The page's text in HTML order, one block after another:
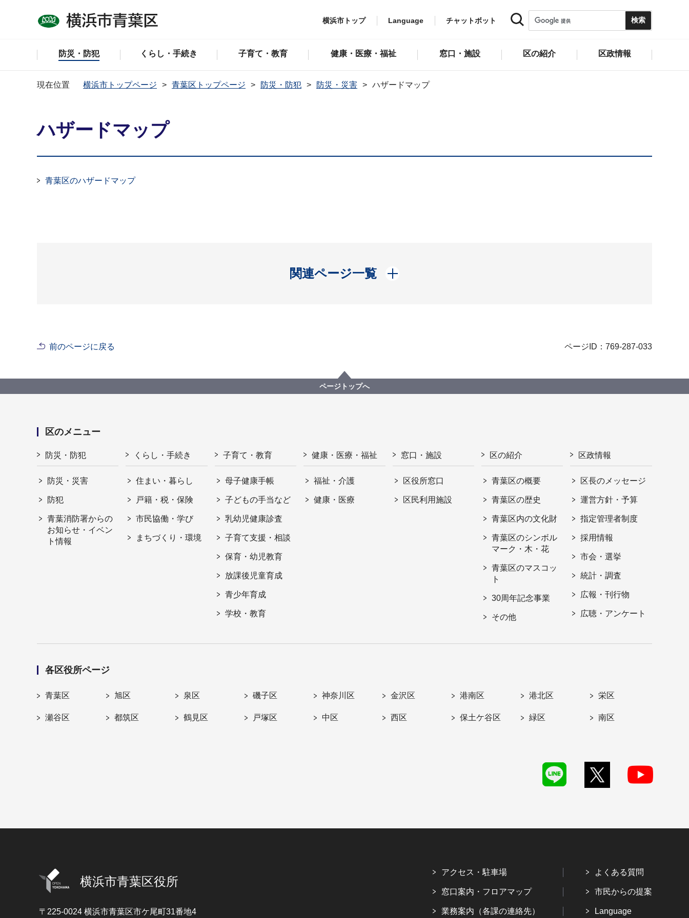
横浜市トップ Language チャットボット
防災・防犯 くらし・手続き 子育て・教育 健康・医療・福祉 窓口・施設 区の紹介 区政情報
現在位置 横浜市トップページ 青葉区トップページ 防災・防犯 防災・災害 ハザードマップ
ハザードマップ
青葉区のハザードマップ
関連ページ一覧
開く
前のページに戻る ページID：769-287-033
ページトップへ
区のメニュー
防災・防犯
防災・災害
防犯
青葉消防署からの
お知らせ・イベン
ト情報
くらし・手続き
住まい・暮らし
戸籍・税・保険
市民協働・学び
まちづくり・環境
子育て・教育
母子健康手帳
子どもの手当など
乳幼児健康診査
子育て支援・相談
保育・幼児教育
放課後児童育成
青少年育成
学校・教育
健康・医療・福祉
福祉・介護
健康・医療
窓口・施設
区役所窓口
区民利用施設
区の紹介
青葉区の概要
青葉区の歴史
青葉区内の文化財
青葉区のシンボル
マーク・木・花
青葉区のマスコッ
ト
30周年記念事業
その他
区政情報
区長のメッセージ
運営方針・予算
指定管理者制度
採用情報
市会・選挙
統計・調査
広報・刊行物
広聴・アンケート
各区役所ページ
青葉区 旭区 泉区 磯子区 神奈川区 金沢区 港南区 港北区 栄区
瀬谷区 都筑区 鶴見区 戸塚区 中区 西区 保土ケ谷区 緑区 南区
横浜市青葉区役所
〒225-0024 横浜市青葉区市ケ尾町31番地4
アクセス・駐車場
窓口案内・フロアマップ
業務案内（各課の連絡先）
よくある質問
市民からの提案
Language